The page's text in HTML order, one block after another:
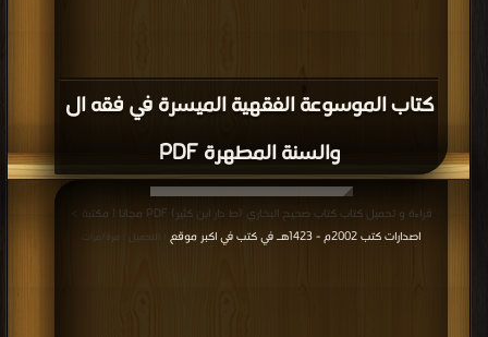
كتاب الموسوعة الفقهية الميسرة في فقه ال
والسنة المطهرة PDF
قراءة و تحميل كتاب كتاب صحيح البخاري (ط دار ابن كثير) PDF مجانا | مكتبة >
اصدارات كتب 2002م - 1423هـ في كتب في اكبر موقع
| التحميل : مرة/مرات